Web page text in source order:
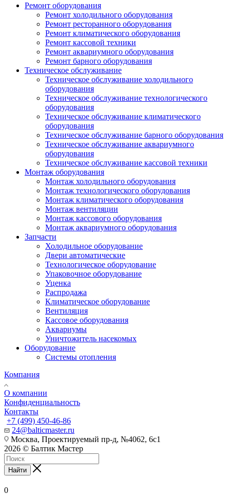
Ремонт оборудования
Ремонт холодильного оборудования
Ремонт ресторанного оборудования
Ремонт климатического оборудования
Ремонт кассовой техники
Ремонт аквариумного оборудования
Ремонт барного оборудования
Техническое обслуживание
Техническое обслуживание холодильного
оборудования
Техническое обслуживание технологического
оборудования
Техническое обслуживание климатического
оборудования
Техническое обслуживание барного оборудования
Техническое обслуживание аквариумного
оборудования
Техническое обслуживание кассовой техники
Монтаж оборудования
Монтаж холодильного оборудования
Монтаж технологического оборудования
Монтаж климатического оборудования
Монтаж вентиляции
Монтаж кассового оборудования
Монтаж аквариумного оборудования
Запчасти
Холодильное оборудование
Двери автоматические
Технологическое оборудование
Упаковочное оборудование
Уценка
Распродажа
Климатическое оборудование
Вентиляция
Кассовое оборудования
Аквариумы
Уничтожитель насекомых
Оборудование
Системы отопления
Компания
О компании
Конфиденциальность
Контакты
+7 (499) 450-46-86
24@balticmaster.ru
Москва, Проектируемый пр-д, №4062, 6с1
2026 © Балтик Мастер
Найти
0